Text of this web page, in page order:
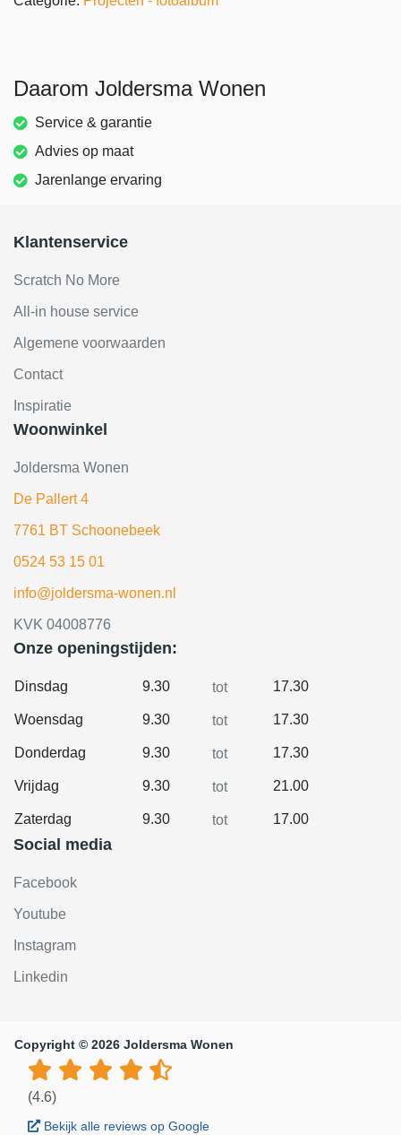
Daarom Joldersma Wonen
Service & garantie
Advies op maat
Jarenlange ervaring
Klantenservice
Scratch No More
All-in house service
Algemene voorwaarden
Contact
Inspiratie
Woonwinkel
Joldersma Wonen
De Pallert 4
7761 BT Schoonebeek
0524 53 15 01
info@joldersma-wonen.nl
KVK 04008776
Onze openingstijden:
Dinsdag 9.30 tot 17.30
Woensdag 9.30 tot 17.30
Donderdag 9.30 tot 17.30
Vrijdag 9.30 tot 21.00
Zaterdag 9.30 tot 17.00
Social media
Facebook
Youtube
Instagram
Linkedin
Copyright © 2026 Joldersma Wonen
(4.6)
Bekijk alle reviews op Google